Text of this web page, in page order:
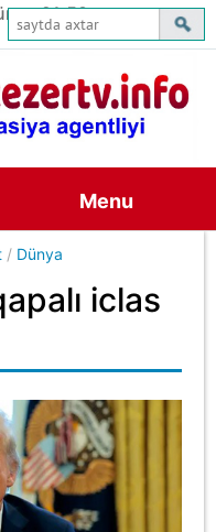
21:58
Menu
/ Dünya
iclas